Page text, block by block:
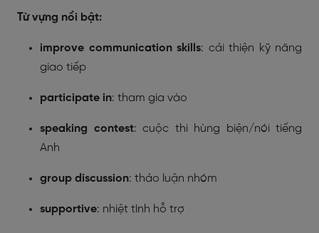
Từ vựng nổi bật:
improve communication skills: cải thiện kỹ năng
giao tiếp
participate in: tham gia vào
speaking contest: cuộc thi hùng biện/nói tiếng
Anh
group discussion: thảo luận nhóm
supportive: nhiệt tình hỗ trợ